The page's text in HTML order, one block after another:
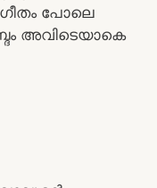
പോലെ
അവിടെയാകെ